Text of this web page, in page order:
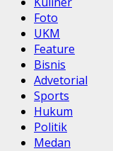
Foto
UKM
Feature
Bisnis
Advetorial
Sports
Hukum
Politik
Medan